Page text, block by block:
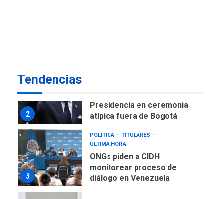
Tendencias
2
Presidencia en ceremonia
atípica fuera de Bogotá
3
POLÍTICA
TITULARES
ÚLTIMA HORA
ONGs piden a CIDH
monitorear proceso de
diálogo en Venezuela